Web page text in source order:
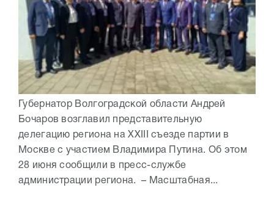
Губернатор Волгоградской области Андрей
Бочаров возглавил представительную
делегацию региона на XXIII съезде партии в
Москве с участием Владимира Путина. Об этом
28 июня сообщили в пресс-службе
администрации региона. – Масштабная...